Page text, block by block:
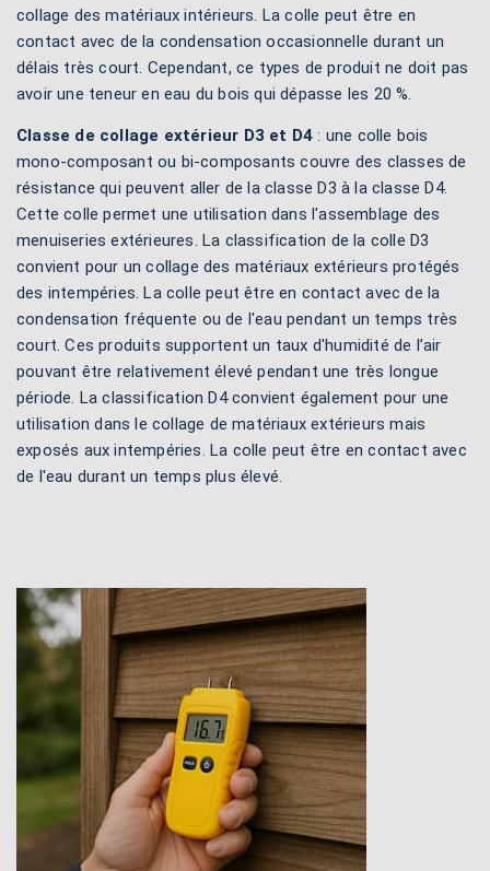
collage des matériaux intérieurs. La colle peut être en
contact avec de la condensation occasionnelle durant un
délais très court. Cependant, ce types de produit ne doit pas
avoir une teneur en eau du bois qui dépasse les 20 %.
Classe de collage extérieur D3 et D4 : une colle bois
mono-composant ou bi-composants couvre des classes de
résistance qui peuvent aller de la classe D3 à la classe D4.
Cette colle permet une utilisation dans l'assemblage des
menuiseries extérieures. La classification de la colle D3
convient pour un collage des matériaux extérieurs protégés
des intempéries. La colle peut être en contact avec de la
condensation fréquente ou de l'eau pendant un temps très
court. Ces produits supportent un taux d'humidité de l’air
pouvant être relativement élevé pendant une très longue
période. La classification D4 convient également pour une
utilisation dans le collage de matériaux extérieurs mais
exposés aux intempéries. La colle peut être en contact avec
de l'eau durant un temps plus élevé.